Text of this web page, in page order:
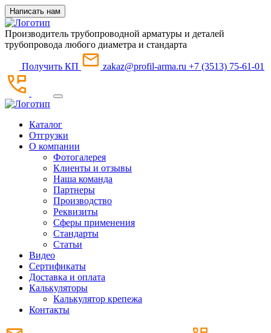
Написать нам
Производитель трубопроводной арматуры и деталей
трубопровода любого диаметра и стандарта
Получить КП zakaz@profil-arma.ru +7 (3513) 75-61-01
Каталог
Отгрузки
О компании
Фотогалерея
Клиенты и отзывы
Наша команда
Партнеры
Производство
Реквизиты
Сферы применения
Стандарты
Статьи
Видео
Сертификаты
Доставка и оплата
Калькуляторы
Калькулятор крепежа
Контакты